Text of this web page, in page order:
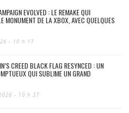
EVOLVED : LE REMAKE QUI
MONUMENT DE LA XBOX, AVEC QUELQUES
- 10 h 17
CREED BLACK FLAG RESYNCED : UN
QUI SUBLIME UN GRAND
- 10 h 37